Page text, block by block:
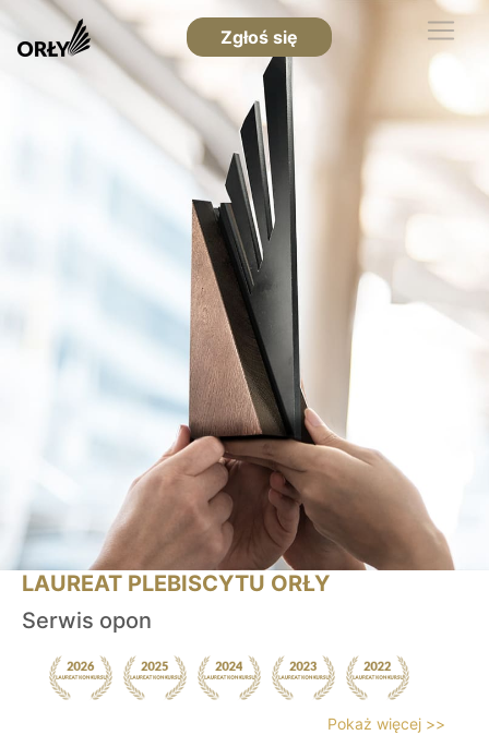
Zgłoś się
LAUREAT PLEBISCYTU ORŁY
Serwis opon
Pokaż więcej >>